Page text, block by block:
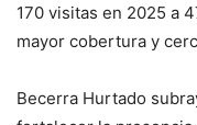
170 visitas en 2025 a
mayor cobertura y
Becerra Hurtado